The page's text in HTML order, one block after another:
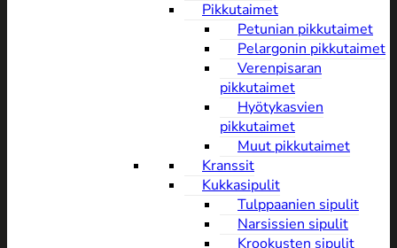
Pikkutaimet
Petunian pikkutaimet
Pelargonin pikkutaimet
Verenpisaran
pikkutaimet
Hyötykasvien
pikkutaimet
Muut pikkutaimet
Kranssit
Kukkasipulit
Tulppaanien sipulit
Narsissien sipulit
Krookusten sipulit